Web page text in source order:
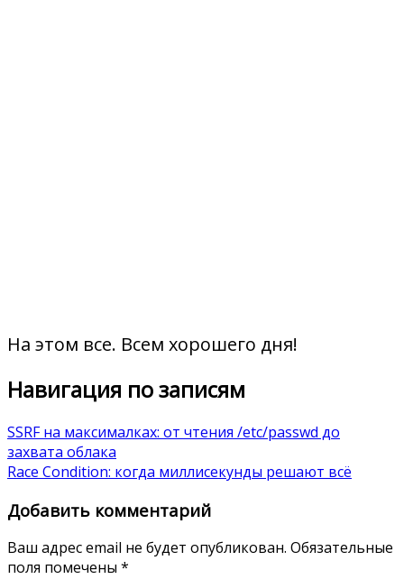
На этом все. Всем хорошего дня!
Навигация по записям
SSRF на максималках: от чтения /etc/passwd до
захвата облака
Race Condition: когда миллисекунды решают всё
Добавить комментарий
Ваш адрес email не будет опубликован. Обязательные
поля помечены *